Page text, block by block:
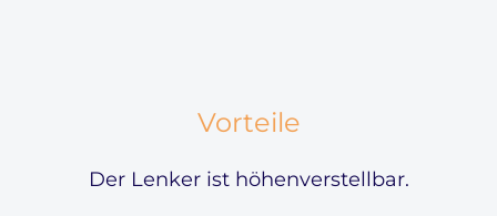
Vorteile
Der Lenker ist höhenverstellbar.